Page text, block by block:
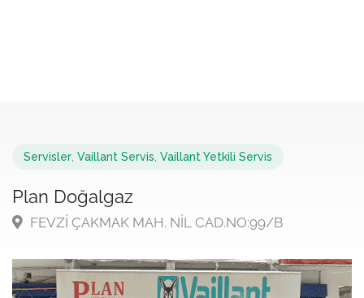
Servisler Vaillant Servis Vaillant Yetkili Servis
Plan Doğalgaz
FEVZİ ÇAKMAK MAH. NİL CAD.NO:99/B